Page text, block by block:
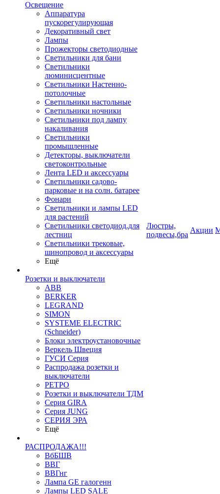
Освещение
Аппаратура
пускорегулирующая
Декоративный свет
Лампы
Прожекторы светодиодные
Светильники для бани
Светильники
люминисцентные
Светильники Настенно-
потолочные
Светильники настольные
Светильники ночники
Светильники под лампу
накаливания
Светильники
промышленные
Детекторы, выключатели
светоконтрольные
Лента LED и аксессуары
Светильники садово-
парковые и на солн. батарее
Фонари
Светильники и лампы LED
для растений
Светильники светодиод.для
лестниц
Светильники трековые,
шинопровод и аксессуары
Ещё
Розетки и выключатели
ABB
BERKER
LEGRAND
SIMON
SYSTEME ELECTRIC
(Schneider)
Блоки электроустановочные
Веркель Швеция
ГУСИ Серия
Распродажа розетки и
выключатели
РЕТРО
Розетки и выключатели ТДМ
Серия GIRA
Серия JUNG
СЕРИЯ ЭРА
Ещё
РАСПРОДАЖА!!!
ВбБШВ
ВВГ
ВВГнг
Лампа GE галогенн
Лампы LED SALE
Люстры,
подвесы,бра
Акции